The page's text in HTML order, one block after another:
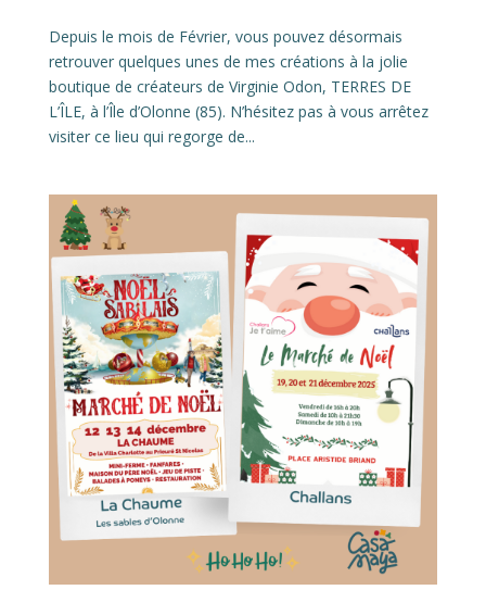
Depuis le mois de Février, vous pouvez désormais
retrouver quelques unes de mes créations à la jolie
boutique de créateurs de Virginie Odon, TERRES DE
L’ÎLE, à l’Île d’Olonne (85). N’hésitez pas à vous arrêtez
visiter ce lieu qui regorge de...